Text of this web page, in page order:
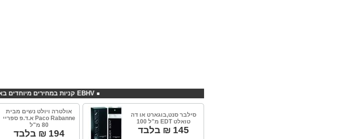
EBHV קניות במחירים מיוחדים באתר
סילבר סנט,בוגארט או דה
טואלט EDT מ"ל 100
145 ₪ בלבד
אולטרה ויולט נשים מבית
Paco Rabanne א.ד.פ ספריי
80 מ"ל
194 ₪ בלבד